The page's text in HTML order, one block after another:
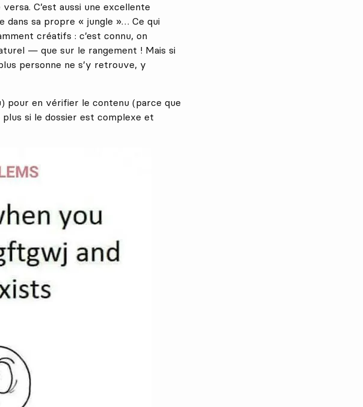
C’est aussi une excellente
sa propre « jungle »… Ce qui
créatifs : c’est connu, on
— que sur le rangement ! Mais si
personne ne s’y retrouve, y
pour en vérifier le contenu (parce que
si le dossier est complexe et